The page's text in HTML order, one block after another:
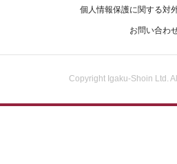
個人情報保護に関する対
お問い合わ
Copyright Igaku-Shoin Ltd.